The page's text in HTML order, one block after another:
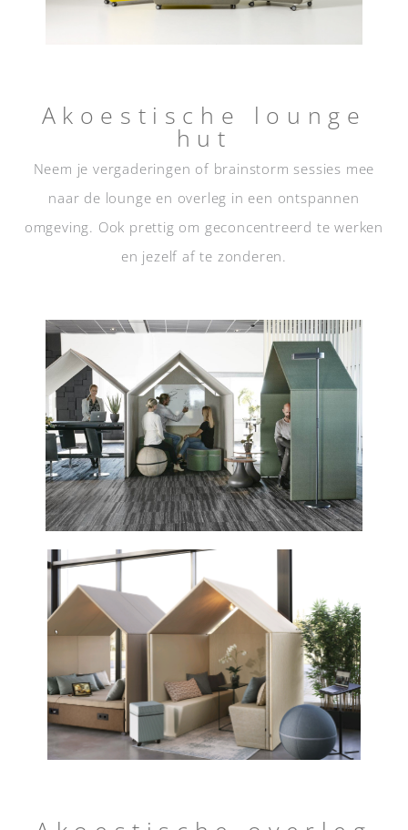
Akoestische lounge
hut
Neem je vergaderingen of brainstorm sessies mee
naar de lounge en overleg in een ontspannen
omgeving. Ook prettig om geconcentreerd te werken
en jezelf af te zonderen.